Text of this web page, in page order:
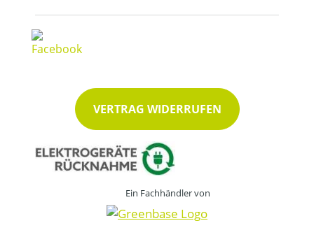
VERTRAG WIDERRUFEN
Ein Fachhändler von